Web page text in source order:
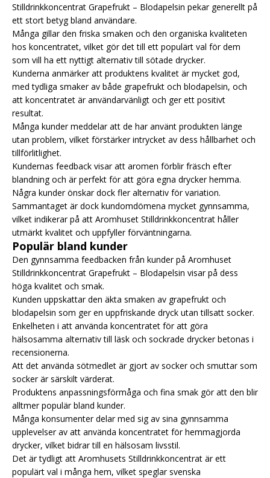
Stilldrinkkoncentrat Grapefrukt – Blodapelsin pekar generellt på
ett stort betyg bland användare.
Många gillar den friska smaken och den organiska kvaliteten
hos koncentratet, vilket gör det till ett populärt val för dem
som vill ha ett nyttigt alternativ till sötade drycker.
Kunderna anmärker att produktens kvalitet är mycket god,
med tydliga smaker av både grapefrukt och blodapelsin, och
att koncentratet är användarvänligt och ger ett positivt
resultat.
Många kunder meddelar att de har använt produkten länge
utan problem, vilket förstärker intrycket av dess hållbarhet och
tillförlitlighet.
Kundernas feedback visar att aromen förblir fräsch efter
blandning och är perfekt för att göra egna drycker hemma.
Några kunder önskar dock fler alternativ för variation.
Sammantaget är dock kundomdömena mycket gynnsamma,
vilket indikerar på att Aromhuset Stilldrinkkoncentrat håller
utmärkt kvalitet och uppfyller förväntningarna.
Populär bland kunder
Den gynnsamma feedbacken från kunder på Aromhuset
Stilldrinkkoncentrat Grapefrukt – Blodapelsin visar på dess
höga kvalitet och smak.
Kunden uppskattar den äkta smaken av grapefrukt och
blodapelsin som ger en uppfriskande dryck utan tillsatt socker.
Enkelheten i att använda koncentratet för att göra
hälsosamma alternativ till läsk och sockrade drycker betonas i
recensionerna.
Att det använda sötmedlet är gjort av socker och smuttar som
socker är särskilt värderat.
Produktens anpassningsförmåga och fina smak gör att den blir
alltmer populär bland kunder.
Många konsumenter delar med sig av sina gynnsamma
upplevelser av att använda koncentratet för hemmagjorda
drycker, vilket bidrar till en hälsosam livsstil.
Det är tydligt att Aromhusets Stilldrinkkoncentrat är ett
populärt val i många hem, vilket speglar svenska